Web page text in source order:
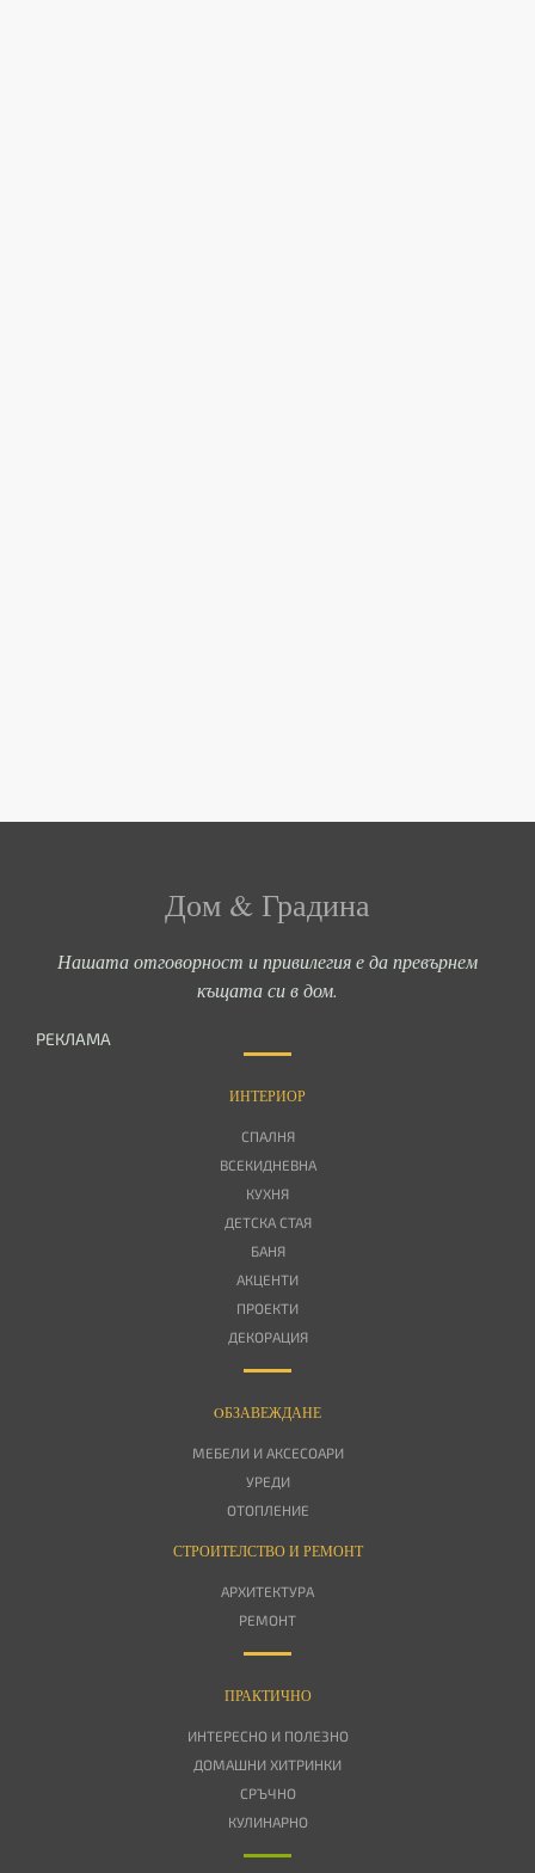
Дом & Градина
Нашата отговорност и привилегия е да превърнем
къщата си в дом.
РЕКЛАМА
ИНТЕРИОР
СПАЛНЯ
ВСЕКИДНЕВНА
КУХНЯ
ДЕТСКА СТАЯ
БАНЯ
АКЦЕНТИ
ПРОЕКТИ
ДЕКОРАЦИЯ
OБЗАВЕЖДАНЕ
МЕБЕЛИ И АКСЕСОАРИ
УРЕДИ
ОТОПЛЕНИЕ
СТРОИТЕЛСТВО И РЕМОНТ
АРХИТЕКТУРА
РЕМОНТ
ПРАКТИЧНО
ИНТЕРЕСНО И ПОЛЕЗНО
ДОМАШНИ ХИТРИНКИ
СРЪЧНО
КУЛИНАРНО